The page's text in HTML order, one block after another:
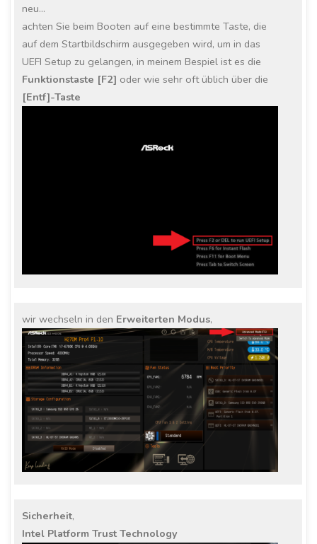
neu…
achten Sie beim Booten auf eine bestimmte Taste, die
auf dem Startbildschirm ausgegeben wird, um in das
UEFI Setup zu gelangen, in meinem Bespiel ist es die
Funktionstaste [F2] oder wie sehr oft üblich über die
[Entf]-Taste
wir wechseln in den Erweiterten Modus,
Sicherheit,
Intel Platform Trust Technology